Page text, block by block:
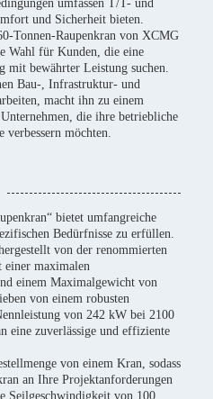
umfassen T/T- und
und Sicherheit bieten.
Tonnen-Raupenkran von XCMG
Wahl für Kunden, die eine
mit bewährter Leistung suchen.
Bau-, Infrastruktur- und
macht ihn zu einem
die ihre betriebliche
verbessern möchten.
bietet umfangreiche
Bedürfnisse zu erfüllen.
von der renommierten
maximalen
einem Maximalgewicht von
von einem robusten
von 242 kW bei 2100
eine zuverlässige und effiziente
von einem Kran, sodass
an Ihre Projektanforderungen
Seilgeschwindigkeit von 100